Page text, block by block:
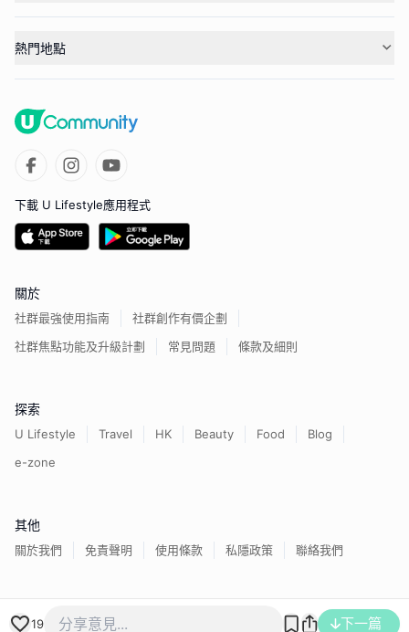
19 下一篇
熱門地點
下載 U Lifestyle應用程式
關於
社群最強使用指南
社群創作有價企劃
社群焦點功能及升級計劃
常見問題 條款及細則
探索
U Lifestyle Travel HK Beauty Food
Blog
e-zone
其他
關於我們 免責聲明 使用條款 私隱政策 聯絡我們
香港經濟日報版權所有©